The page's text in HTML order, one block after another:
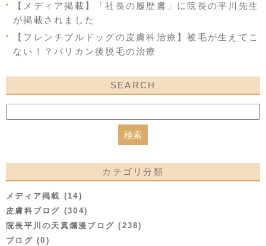
【メディア掲載】「社長の履歴書」に院長の平川先生
が掲載されました
【フレンチブルドッグの皮膚科治療】被毛が生えてこ
ない！？バリカン後脱毛の治療
SEARCH
カテゴリ分類
メディア掲載 (14)
皮膚科ブログ (304)
院長平川の天真爛漫ブログ (238)
ブログ (0)